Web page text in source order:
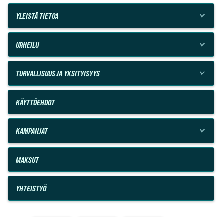
YLEISTÄ TIETOA
URHEILU
TURVALLISUUS JA YKSITYISYYS
KÄYTTÖEHDOT
KAMPANJAT
MAKSUT
YHTEISTYÖ